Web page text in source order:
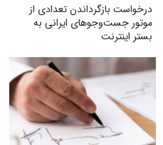
درخواست بازگرداندن تعدادی از
موتور جست‌وجوهای ایرانی به
بستر اینترنت